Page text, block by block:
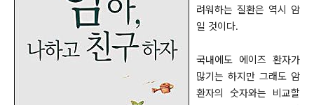
려워하는 질환은 역시 암
일 것이다.
국내에도 에이즈 환자가
많기는 하지만 그래도 암
환자의 숫자와는 비교할